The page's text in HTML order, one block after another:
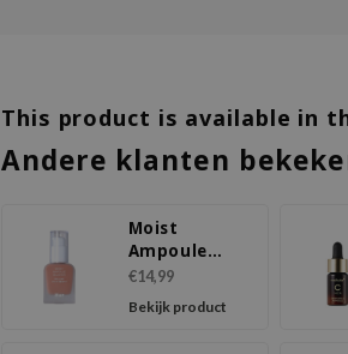
This product is available in
Andere klanten
Moist
Ampoule
Blusher
€14,99
Bekijk product